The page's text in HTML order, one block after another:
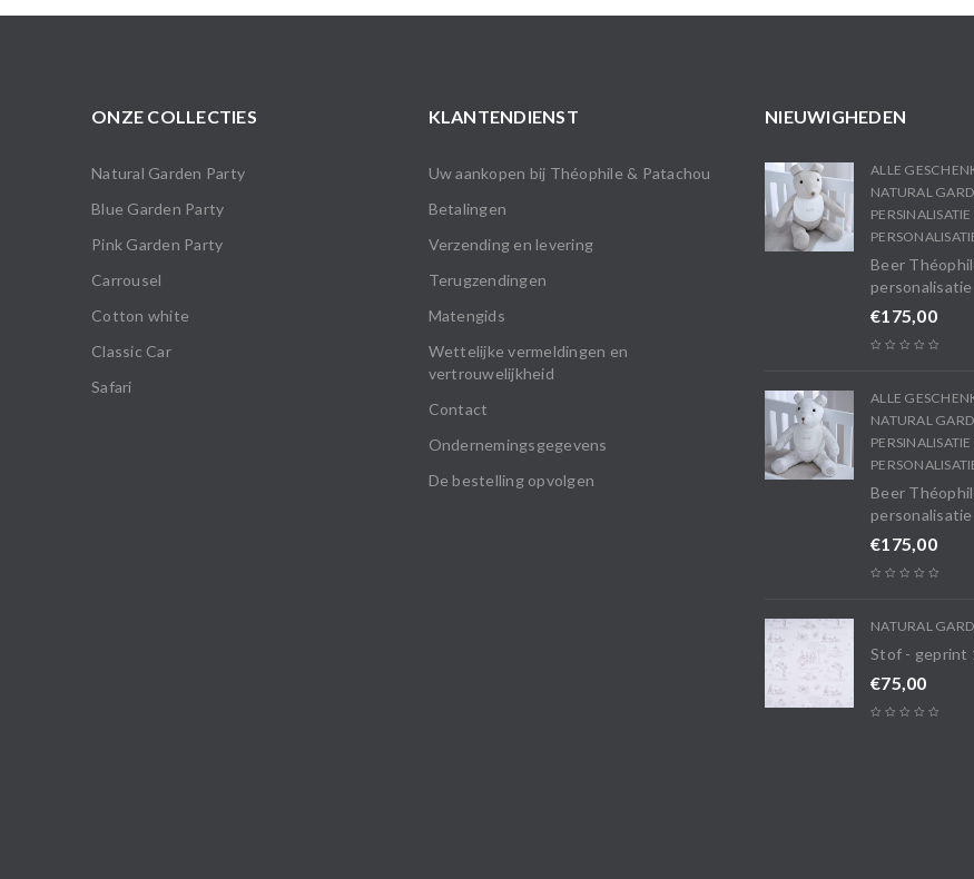
ONZE COLLECTIES
Natural Garden Party
Blue Garden Party
Pink Garden Party
Carrousel
Cotton white
Classic Car
Safari
KLANTENDIENST
Uw aankopen bij Théophile & Patachou
Betalingen
Verzending en levering
Terugzendingen
Matengids
Wettelijke vermeldingen en
vertrouwelijkheid
Contact
Ondernemingsgegevens
De bestelling opvolgen
NIEUWIGHEDEN
ALLE
NATURAL
PERSINALISATIE
Beer
personalisatie
€175,00
ALLE
NATURAL
PERSINALISATIE
Beer
personalisatie
€175,00
NATURAL
Stof - geprint
€75,00